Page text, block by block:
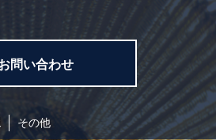
問い合わせ
その他